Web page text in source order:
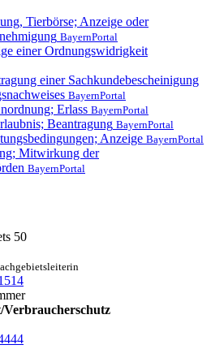
Tierbörse; Anzeige oder
BayernPortal
einer Ordnungswidrigkeit
einer Sachkundebescheinigung
BayernPortal
Erlass BayernPortal
Beantragung BayernPortal
Anzeige BayernPortal
Mitwirkung der
BayernPortal
50